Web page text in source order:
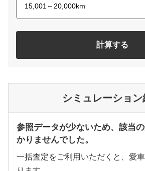
計算する
シミュレーション
参照データが少ないため、該当
かりませんでした。
一括査定をご利用いただくと、愛